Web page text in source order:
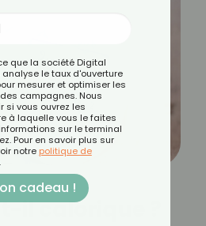
il calorique ?
que la société Digital
analyse le taux d'ouverture
mesurer et optimiser les
campagnes. Nous
si vous ouvrez les
à laquelle vous le faites
sur le terminal
Pour en savoir plus sur
notre politique de
cadeau !